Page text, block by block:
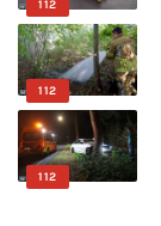
112
112
112